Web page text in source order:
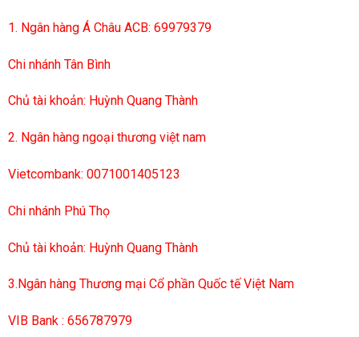
1. Ngân hàng Á Châu ACB: 69979379
Chi nhánh Tân Bình
Chủ tài khoản: Huỳnh Quang Thành
2. Ngân hàng ngoại thương việt nam
Vietcombank: 0071001405123
Chi nhánh Phú Thọ
Chủ tài khoản: Huỳnh Quang Thành
3.Ngân hàng Thương mại Cổ phần Quốc tế Việt Nam
VIB Bank : 656787979